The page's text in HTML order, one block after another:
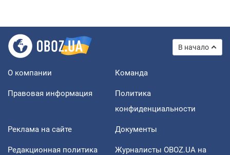
В начало
О компании Команда
Правовая информация
Политика
конфиденциальности
Реклама на сайте Документы
Редакционная политика
Журналисты OBOZ.UA на